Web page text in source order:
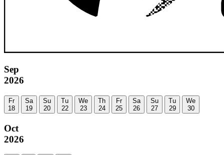
Sep
2026
Fr
18
Sa
19
Su
20
Tu
22
We
23
Th
24
Fr
25
Sa
26
Su
27
Tu
29
We
30
Oct
2026